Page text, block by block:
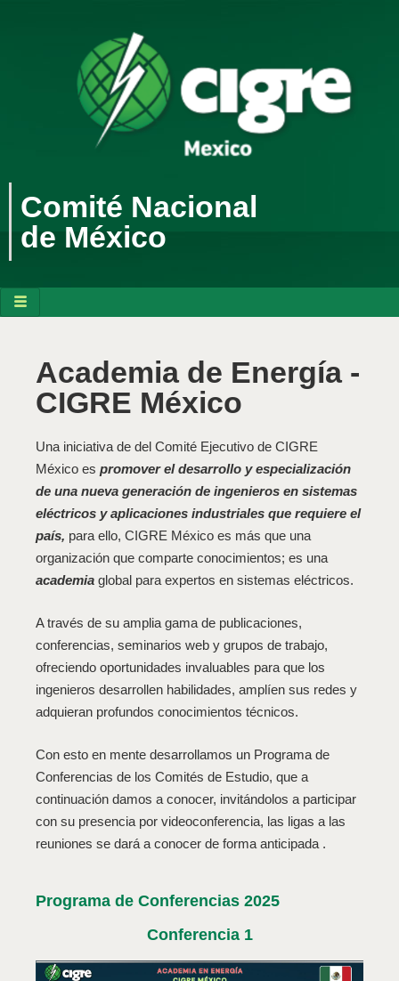
Comité Nacional
de México
Academia de Energía -
CIGRE México
Una iniciativa de del Comité Ejecutivo de CIGRE
México espromover el desarrollo y especialización
de una nueva generación de ingenieros en sistemas
eléctricos y aplicaciones industriales que requiere el
país, para ello, CIGRE México es más que una
organización que comparte conocimientos; es una
academia global para expertos en sistemas eléctricos.
A través de su amplia gama de publicaciones,
conferencias, seminarios web y grupos de trabajo,
ofreciendo oportunidades invaluables para que los
ingenieros desarrollen habilidades,amplíen sus redes y
adquieran profundos conocimientos técnicos.
Con esto en mente desarrollamos un Programa de
Conferencias de los Comités de Estudio, que a
continuación damos a conocer, invitándolos a participar
con su presencia por videoconferencia, las ligas a las
reuniones se dará a conocer de forma anticipada .
Programa de Conferencias 2025
Conferencia 1